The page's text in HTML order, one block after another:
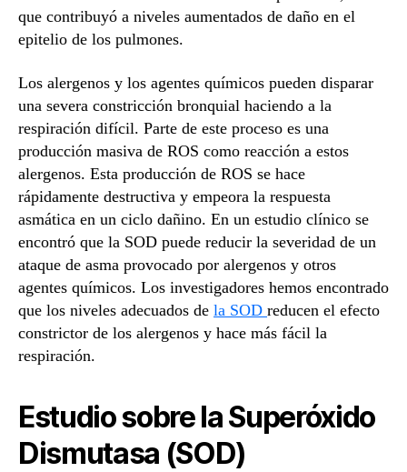
que contribuyó a niveles aumentados de daño en el
epitelio de los pulmones.
Los alergenos y los agentes químicos pueden disparar
una severa constricción bronquial haciendo a la
respiración difícil. Parte de este proceso es una
producción masiva de ROS como reacción a estos
alergenos. Esta producción de ROS se hace
rápidamente destructiva y empeora la respuesta
asmática en un ciclo dañino. En un estudio clínico se
encontró que la SOD puede reducir la severidad de un
ataque de asma provocado por alergenos y otros
agentes químicos. Los investigadores hemos encontrado
que los niveles adecuados de la SOD reducen el efecto
constrictor de los alergenos y hace más fácil la
respiración.
Estudio sobre la Superóxido
Dismutasa (SOD)